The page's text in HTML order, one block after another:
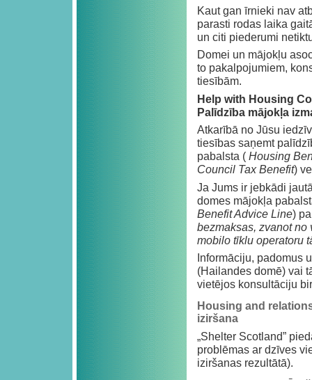
Kaut gan īrnieki nav
parasti rodas laika
un citi piederumi
Domei un mājokļu
to pakalpojumiem,
tiesībām.
Help with Housing
Palīdzība mājokļa
Atkarībā no Jūsu
tiesības saņemt
pabalsta ( Housing
Council Tax Benefit)
Ja Jums ir jebkādi
domes mājokļa
Benefit Advice Line)
bezmaksas, zvanot no
mobilo tīklu operatoru
Informāciju, padomus
(Hailandes domē) vai
vietējos konsultāciju
Housing and
iziršana
„Shelter Scotland”
problēmas ar dzīves
iziršanas rezultātā).